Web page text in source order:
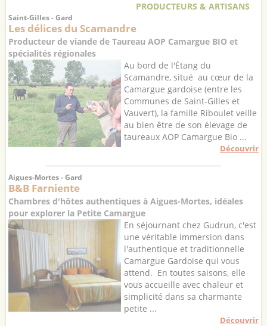
PRODUCTEURS & ARTISANS
Saint-Gilles - Gard
Les délices du Scamandre
Producteur de viande de Taureau AOP Camargue BIO et
spécialités régionales
Au bord de l'Étang du
Scamandre, situé au cœur de la
Camargue gardoise (entre les
Communes de Saint-Gilles et
Vauvert), la famille Riboulet veille
au bien être de son élevage de
taureaux AOP Camargue Bio ...
Découvrir
Aigues-Mortes - Gard
B&B Farniente
Chambres d'hôtes authentiques à Aigues-Mortes, idéales
pour explorer la Petite Camargue
En séjournant chez Gudrun, c'est
une véritable immersion dans
l'authentique et traditionnelle
Camargue Gardoise qui vous
attend. En toutes saisons, elle
vous accueille avec chaleur et
simplicité dans sa charmante
petite ...
Découvrir